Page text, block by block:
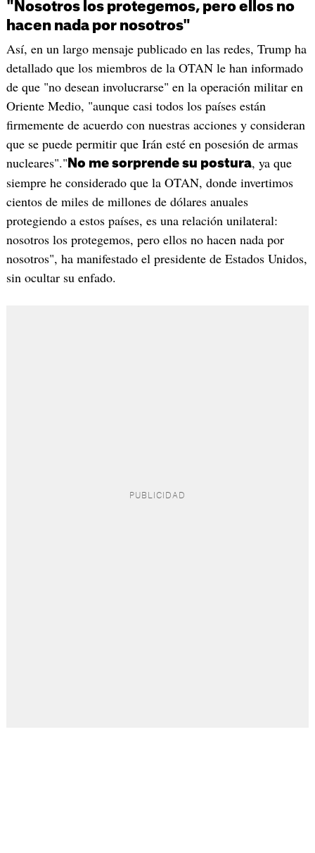
"Nosotros los protegemos, pero ellos no
hacen nada por nosotros"
Así, en un largo mensaje publicado en las redes, Trump ha
detallado que los miembros de la OTAN le han informado
de que "no desean involucrarse" en la operación militar en
Oriente Medio, "aunque casi todos los países están
firmemente de acuerdo con nuestras acciones y consideran
que se puede permitir que Irán esté en posesión de armas
nucleares"." No me sorprende su postura, ya que
siempre he considerado que la OTAN, donde invertimos
cientos de miles de millones de dólares anuales
protegiendo a estos países, es una relación unilateral:
nosotros los protegemos, pero ellos no hacen nada por
nosotros", ha manifestado el presidente de Estados Unidos,
sin ocultar su enfado.